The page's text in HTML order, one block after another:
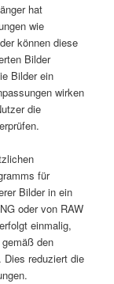
hat
wie
können diese
Bilder
Bilder ein
wirken
die
für
Bilder in ein
oder von RAW
einmalig,
den
Dies reduziert die